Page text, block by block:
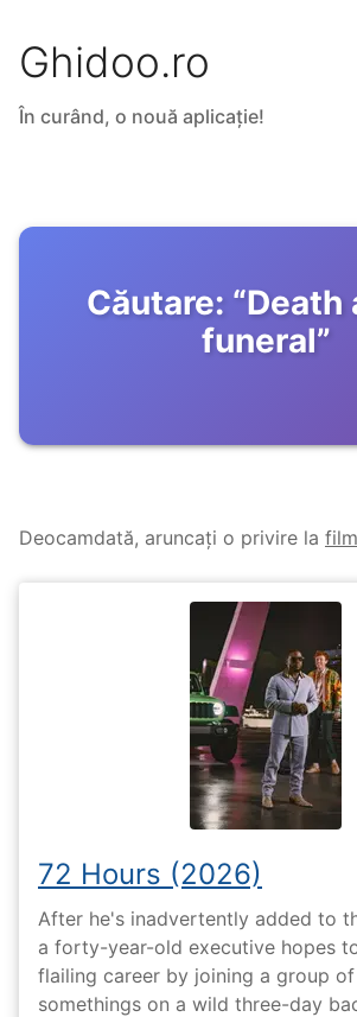
Ghidoo.ro
În curând, o nouă aplicație!
Căutare: “Death
funeral”
Deocamdată, aruncați o privire la
72 Hours (2026)
After he's inadvertently added to
a forty-year-old executive hopes
flailing career by joining a group
somethings on a wild three-day